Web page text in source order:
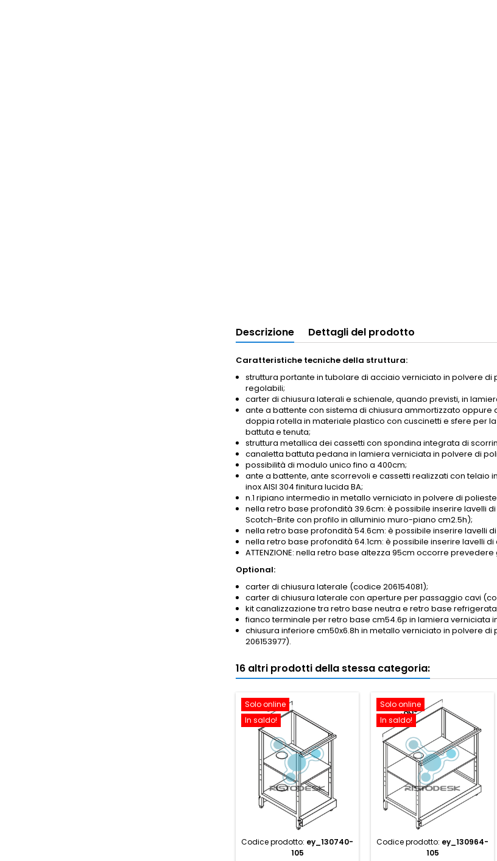
Descrizione Dettagli del prodotto
Caratteristiche tecniche della struttura:
struttura portante in tubolare di acciaio verniciato in polvere
regolabili;
carter di chiusura laterali e schienale, quando previsti, in
ante a battente con sistema di chiusura ammortizzato
doppia rotella in materiale plastico con cuscinetti e sfere per
battuta e tenuta;
struttura metallica dei cassetti con spondina integrata di
canaletta battuta pedana in lamiera verniciata in polvere di
possibilità di modulo unico fino a 400cm;
ante a battente, ante scorrevoli e cassetti realizzati con telaio
inox AISI 304 finitura lucida BA;
n.1 ripiano intermedio in metallo verniciato in polvere di
nella retro base profondità 39.6cm: è possibile inserire lavelli
Scotch-Brite con profilo in alluminio muro-piano cm2.5h);
nella retro base profondità 54.6cm: è possibile inserire lavelli
nella retro base profondità 64.1cm: è possibile inserire lavelli
ATTENZIONE: nella retro base altezza 95cm occorre
Optional:
carter di chiusura laterale (codice 206154081);
carter di chiusura laterale con aperture per passaggio cavi
kit canalizzazione tra retro base neutra e retro base
fianco terminale per retro base cm54.6p in lamiera verniciata
chiusura inferiore cm50x6.8h in metallo verniciato in polvere
206153977).
16 altri prodotti della stessa categoria:
Solo online
In saldo!
Codice prodotto: ey_130740-
105
Solo online
In saldo!
Codice prodotto: ey_130964-
105